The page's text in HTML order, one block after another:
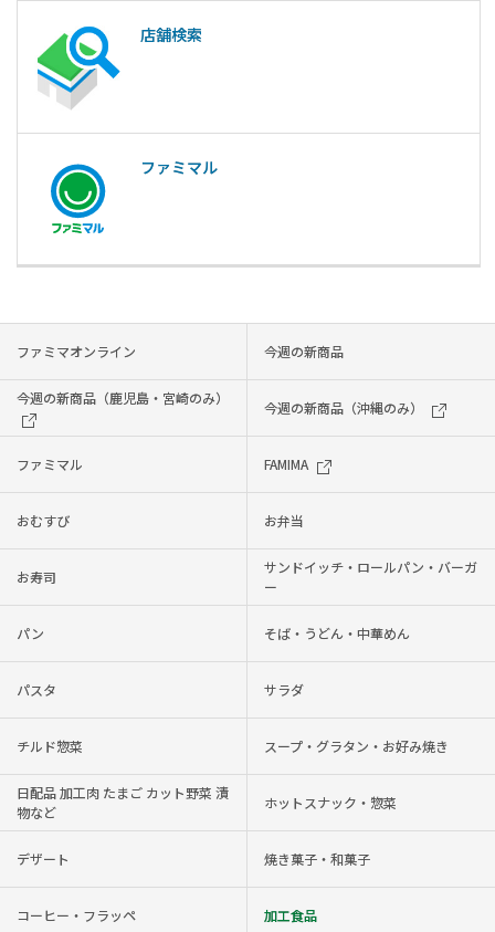
店舗検索
ファミマル
ファミマオンライン 今週の新商品
今週の新商品（鹿児島・宮崎のみ）
今週の新商品（沖縄のみ）
ファミマル FAMIMA
おむすび お弁当
お寿司
サンドイッチ・ロールパン・バーガ
ー
パン そば・うどん・中華めん
パスタ サラダ
チルド惣菜 スープ・グラタン・お好み焼き
日配品 加工肉 たまご カット野菜 漬
物など
ホットスナック・惣菜
デザート 焼き菓子・和菓子
コーヒー・フラッペ 加工食品